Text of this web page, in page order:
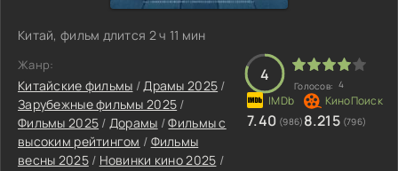
Китай, фильм длится 2 ч 11 мин
Жанр:
Китайские фильмы /Драмы 2025 /
Зарубежные фильмы 2025 /
Фильмы 2025 / Дорамы /Фильмы с
высоким рейтингом / Фильмы
весны 2025/ Новинки кино 2025 /
4
Голосов: 4
7.40 (986) 8.215 (796)